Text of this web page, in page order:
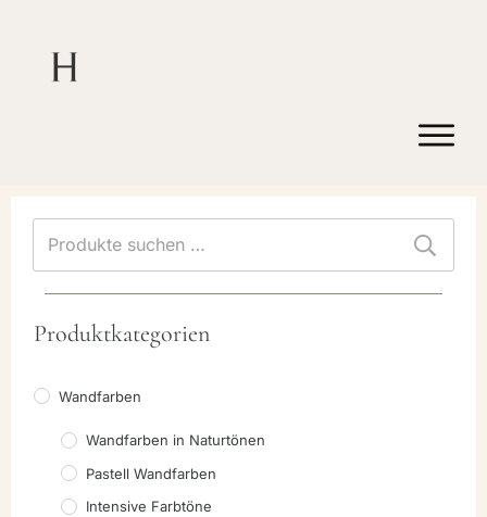
nach:
Produktkategorien
Wandfarben
Wandfarben in Naturtönen
Pastell Wandfarben
Intensive Farbtöne